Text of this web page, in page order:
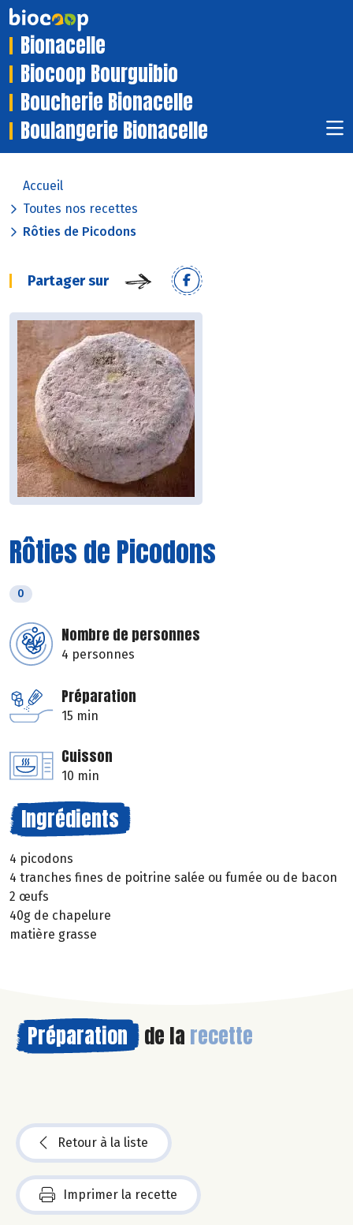
Bionacelle
Biocoop Bourguibio
Boucherie Bionacelle
Boulangerie Bionacelle
Accueil
Toutes nos recettes
Rôties de Picodons
Partager sur
Rôties de Picodons
0
Nombre de personnes
4 personnes
Préparation
15 min
Cuisson
10 min
Ingrédients
4 picodons
4 tranches fines de poitrine salée ou fumée ou de bacon
2 œufs
40g de chapelure
matière grasse
Préparation de la recette
Retour à la liste
Imprimer la recette